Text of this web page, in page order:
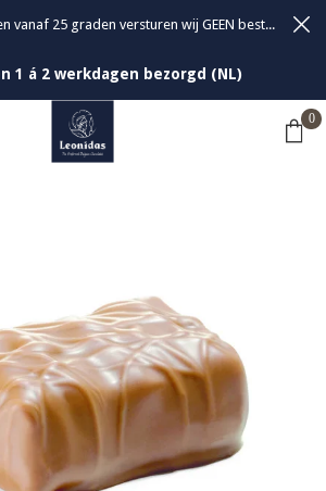
0
1 á 2 werkdagen bezorgd (NL)
Let op! Bij temperaturen vanaf 25 graden versturen wij GEEN bestellingen om de kwaliteit van de bonbons te garanderen.